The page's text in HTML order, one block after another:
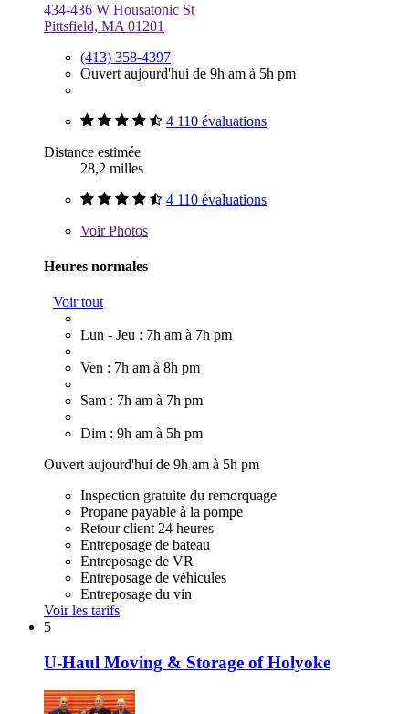
434-436 W Housatonic St
Pittsfield, MA 01201
(413) 358-4397
Ouvert aujourd'hui de 9h am à 5h pm
4 110 évaluations
Distance estimée
28,2 milles
4 110 évaluations
VoirPhotos
Heures normales
Voir tout
Lun - Jeu : 7h am à 7h pm
Ven : 7h am à 8h pm
Sam : 7h am à 7h pm
Dim : 9h am à 5h pm
Ouvert aujourd'hui de 9h am à 5h pm
Inspection gratuite du remorquage
Propane payable à la pompe
Retour client 24 heures
Entreposage de bateau
Entreposage de VR
Entreposage de véhicules
Entreposage du vin
Voir les tarifs
5
U-Haul Moving & Storage of Holyoke